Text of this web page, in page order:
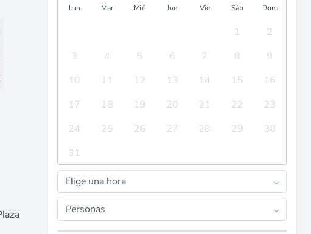
Lun Mar Mié Jue Vie Sáb Dom
1
2
3
4 5 6 7 8
9
10
11 12 13 14 15
16
17
18 19 20 21 22
23
24
25 26 27 28 29
30
31
Elige una hora
Personas